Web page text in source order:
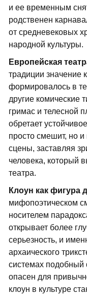
и ее временным
родственен
от средневековых
народной культуры.
Европейская
традиции значение
формировалось в
другие комические
гримас и телесной
обретает
просто смешит, но и
сцены, заставляя
человека, который
театра.
Клоун как фигура
мифопоэтическом
носителем
открывает более
серьезность, и
архаического
системах
опасен для
клоун в культуре